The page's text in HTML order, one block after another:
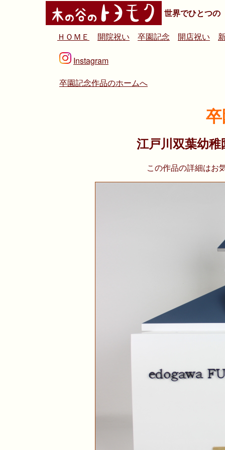
世界でひとつの
ＨＯＭＥ 開院祝い 卒園記念 開店祝い
Instagram
卒園記念作品のホームへ
江戸川双葉幼
この作品の詳細はお